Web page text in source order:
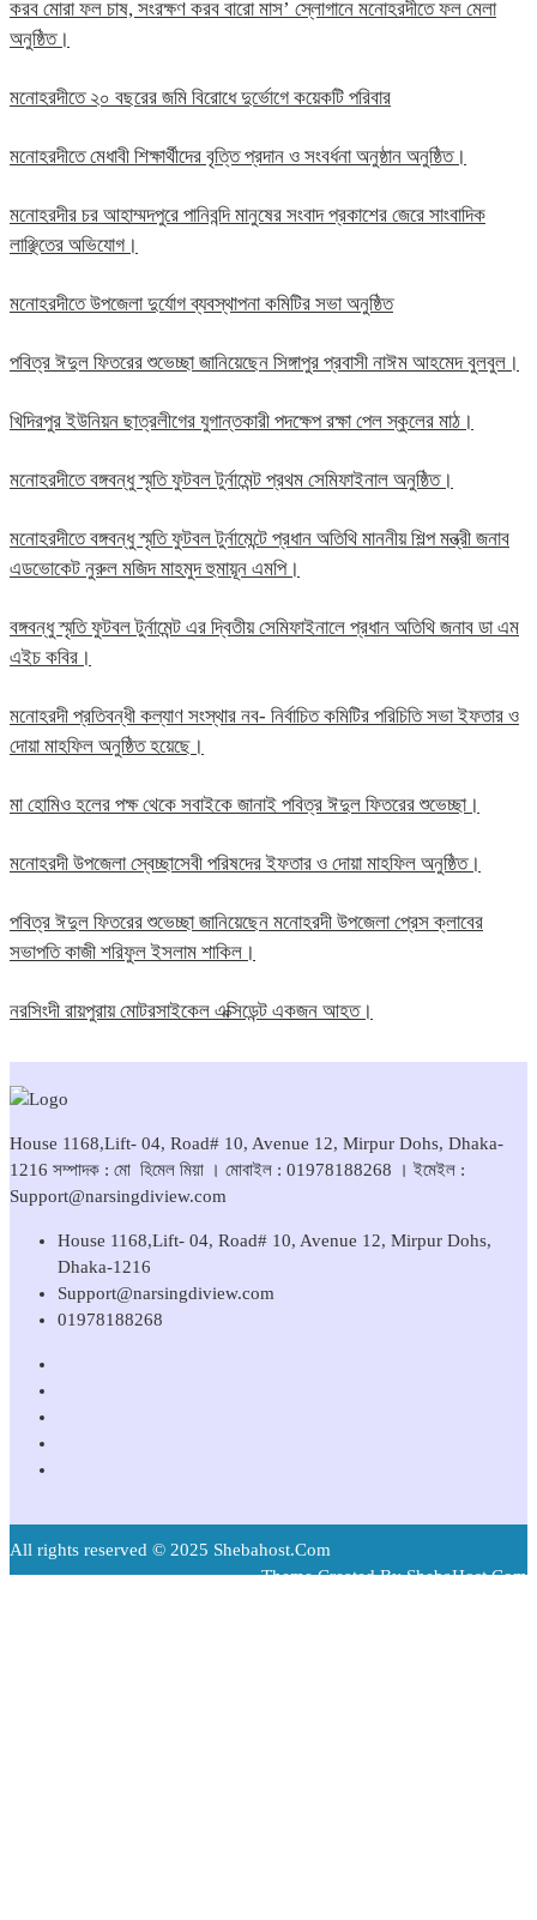
করব মোরা ফল চাষ, সংরক্ষণ করব বারো মাস’ স্লোগানে মনোহরদীতে ফল মেলা
অনুষ্ঠিত।
মনোহরদীতে ২০ বছরের জমি বিরোধে দুর্ভোগে কয়েকটি পরিবার
মনোহরদীতে মেধাবী শিক্ষার্থীদের বৃত্তি প্রদান ও সংবর্ধনা অনুষ্ঠান অনুষ্ঠিত।
মনোহরদীর চর আহাম্মদপুরে পানিবন্দি মানুষের সংবাদ প্রকাশের জেরে সাংবাদিক
লাঞ্ছিতের অভিযোগ।
মনোহরদীতে উপজেলা দুর্যোগ ব্যবস্থাপনা কমিটির সভা অনুষ্ঠিত
পবিত্র ঈদুল ফিতরের শুভেচ্ছা জানিয়েছেন সিঙ্গাপুর প্রবাসী নাঈম আহমেদ বুলবুল।
খিদিরপুর ইউনিয়ন ছাত্রলীগের যুগান্তকারী পদক্ষেপ রক্ষা পেল স্কুলের মাঠ।
মনোহরদীতে বঙ্গবন্ধু স্মৃতি ফুটবল টুর্নামেন্ট প্রথম সেমিফাইনাল অনুষ্ঠিত।
মনোহরদীতে বঙ্গবন্ধু স্মৃতি ফুটবল টুর্নামেন্টে প্রধান অতিথি মাননীয় শিল্প মন্ত্রী জনাব
এডভোকেট নুরুল মজিদ মাহমুদ হুমায়ূন এমপি।
বঙ্গবন্ধু স্মৃতি ফুটবল টুর্নামেন্ট এর দ্বিতীয় সেমিফাইনালে প্রধান অতিথি জনাব ডা এম
এইচ কবির।
মনোহরদী প্রতিবন্ধী কল্যাণ সংস্থার নব- নির্বাচিত কমিটির পরিচিতি সভা ইফতার ও
দোয়া মাহফিল অনুষ্ঠিত হয়েছে।
মা হোমিও হলের পক্ষ থেকে সবাইকে জানাই পবিত্র ঈদুল ফিতরের শুভেচ্ছা।
মনোহরদী উপজেলা স্বেচ্ছাসেবী পরিষদের ইফতার ও দোয়া মাহফিল অনুষ্ঠিত।
পবিত্র ঈদুল ফিতরের শুভেচ্ছা জানিয়েছেন মনোহরদী উপজেলা প্রেস ক্লাবের
সভাপতি কাজী শরিফুল ইসলাম শাকিল।
নরসিংদী রায়পুরায় মোটরসাইকেল এক্সিডেন্ট একজন আহত।
House 1168,Lift- 04, Road# 10, Avenue 12, Mirpur Dohs, Dhaka-
1216 সম্পাদক : মো হিমেল মিয়া । মোবাইল : 01978188268 । ইমেইল :
Support@narsingdiview.com
House 1168,Lift- 04, Road# 10, Avenue 12, Mirpur Dohs,
Dhaka-1216
Support@narsingdiview.com
01978188268
All rights reserved © 2025 Shebahost.Com
Theme Created By ShebaHost.Com